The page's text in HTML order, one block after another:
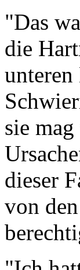
"Das
die
sie
dieser
von